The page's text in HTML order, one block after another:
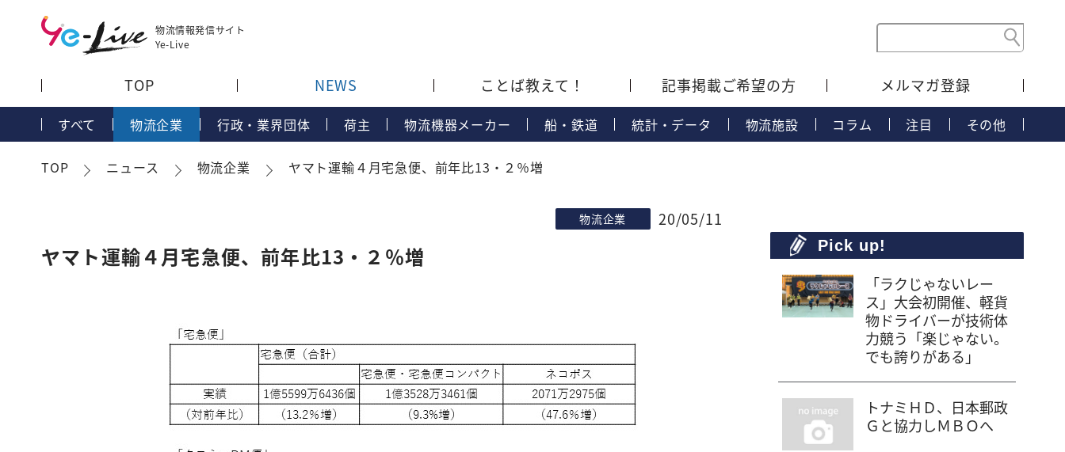
物流情報発信サイト
Ye-Live
TOP NEWS ことば教えて！ 記事掲載ご希望の方 メルマガ登録
すべて 物流企業 行政・業界団体 荷主 物流機器メーカー 船・鉄道 統計・データ 物流施設 コラム 注目 その他
TOP ニュース 物流企業 ヤマト運輸４月宅急便、前年比13・２％増
物流企業 20/05/11
ヤマト運輸４月宅急便、前年比13・２％増 Pick up!
「ラクじゃないレー
ス」大会初開催、軽貨
物ドライバーが技術体
力競う「楽じゃない。
でも誇りがある」
トナミＨＤ、日本郵政
Ｇと協力しＭＢＯへ